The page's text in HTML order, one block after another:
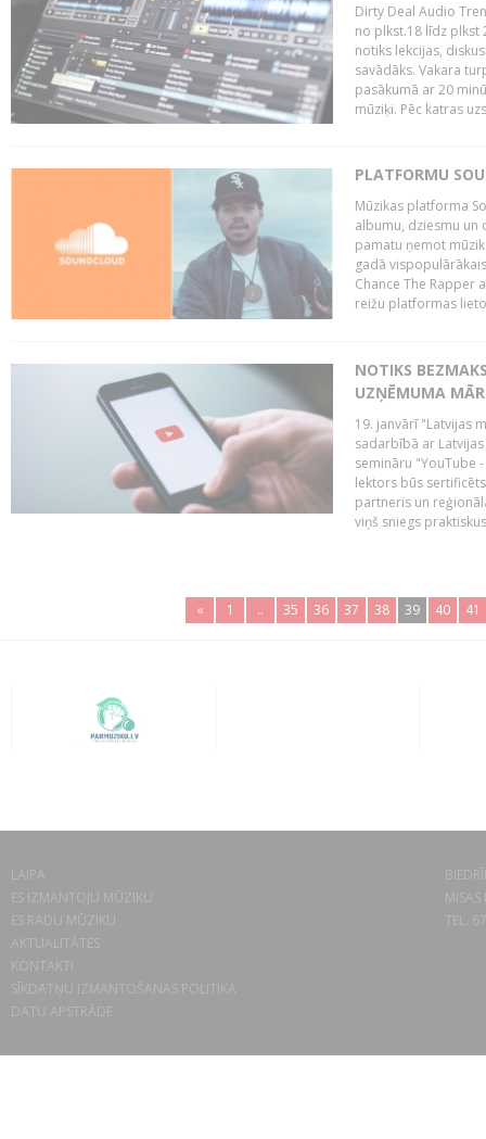
Dirty Deal Audio
no plkst.18 līdz plkst
notiks lekcijas,
savādāks. Vakara
pasākumā ar 20
mūziķi. Pēc katras
PLATFORMU
Mūzikas platforma
albumu, dziesmu un
pamatu ņemot
gadā
Chance The Rapper
reižu platformas
NOTIKS
UZŅĒMUMA
19. janvārī "Latvijas
sadarbībā ar
semināru "YouTube
lektors būs
partneris un
viņš sniegs
« 1 .. 35 36 37 38 39 40 41
LAIPA
ES IZMANTOJU MŪZIKU
ES RADU MŪZIKU
AKTUALITĀTES
KONTAKTI
SĪKDATŅU IZMANTOŠANAS POLITIKA
DATU APSTRĀDE
TEL.